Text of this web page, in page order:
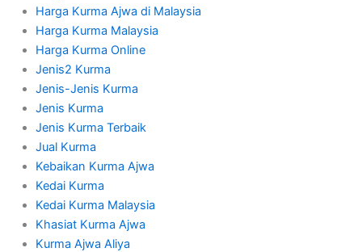
Harga Kurma Ajwa di Malaysia
Harga Kurma Malaysia
Harga Kurma Online
Jenis2 Kurma
Jenis-Jenis Kurma
Jenis Kurma
Jenis Kurma Terbaik
Jual Kurma
Kebaikan Kurma Ajwa
Kedai Kurma
Kedai Kurma Malaysia
Khasiat Kurma Ajwa
Kurma Ajwa Aliya